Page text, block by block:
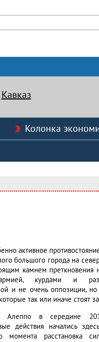
Кавказ
Колонка
активное
большого города на
камнем преткновения
курдами и
и не очень оппозиции,
так или иначе стоят
Алеппо в середине
действия начались
расстановка